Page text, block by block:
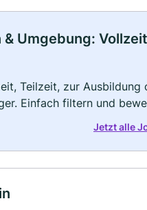
Umgebung:
Teilzeit, zur Ausbildung
Einfach filtern und
Jetzt alle